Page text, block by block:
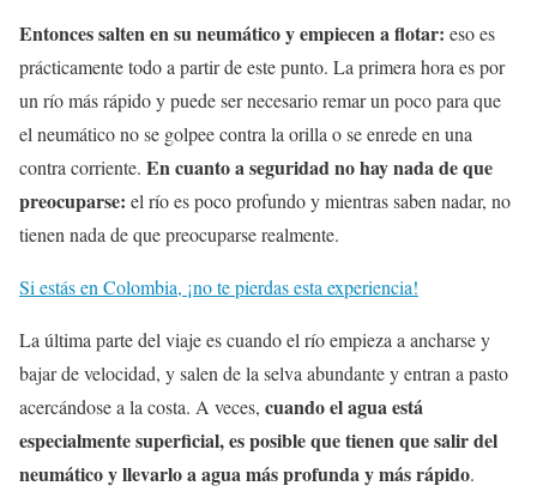
Entonces salten en su neumático y empiecen a flotar: eso es
prácticamente todo a partir de este punto. La primera hora es por
un río más rápido y puede ser necesario remar un poco para que
el neumático no se golpee contra la orilla o se enrede en una
contra corriente. En cuanto a seguridad no hay nada de que
preocuparse: el río es poco profundo y mientras saben nadar, no
tienen nada de que preocuparse realmente.
Si estás en Colombia, ¡no te pierdas esta experiencia!
La última parte del viaje es cuando el río empieza a ancharse y
bajar de velocidad, y salen de la selva abundante y entran a pasto
acercándose a la costa. A veces, cuando el agua está
especialmente superficial, es posible que tienen que salir del
neumático y llevarlo a agua más profunda y más rápido.